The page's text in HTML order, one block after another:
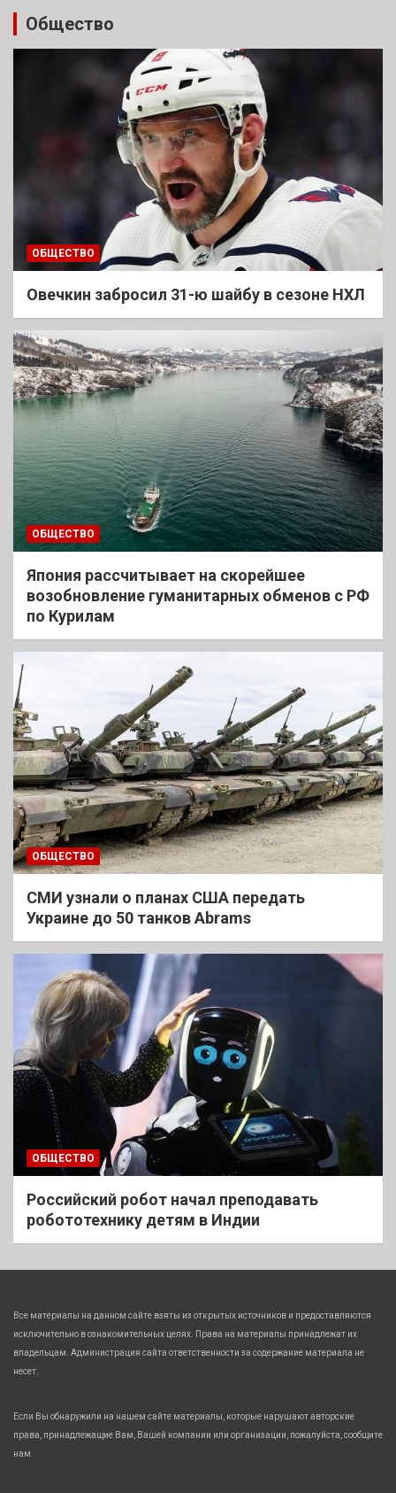
Общество
ОБЩЕСТВО
Овечкин забросил 31-ю шайбу в сезоне НХЛ
ОБЩЕСТВО
Япония рассчитывает на скорейшее
возобновление гуманитарных обменов с РФ
по Курилам
ОБЩЕСТВО
СМИ узнали о планах США передать
Украине до 50 танков Abrams
ОБЩЕСТВО
Российский робот начал преподавать
робототехнику детям в Индии
Все материалы на данном сайте взяты из открытых источников и предоставляются
исключительно в ознакомительных целях. Права на материалы принадлежат их
владельцам. Администрация сайта ответственности за содержание материала не
несет.
Если Вы обнаружили на нашем сайте материалы, которые нарушают авторские
права, принадлежащие Вам, Вашей компании или организации, пожалуйста, сообщите
нам.